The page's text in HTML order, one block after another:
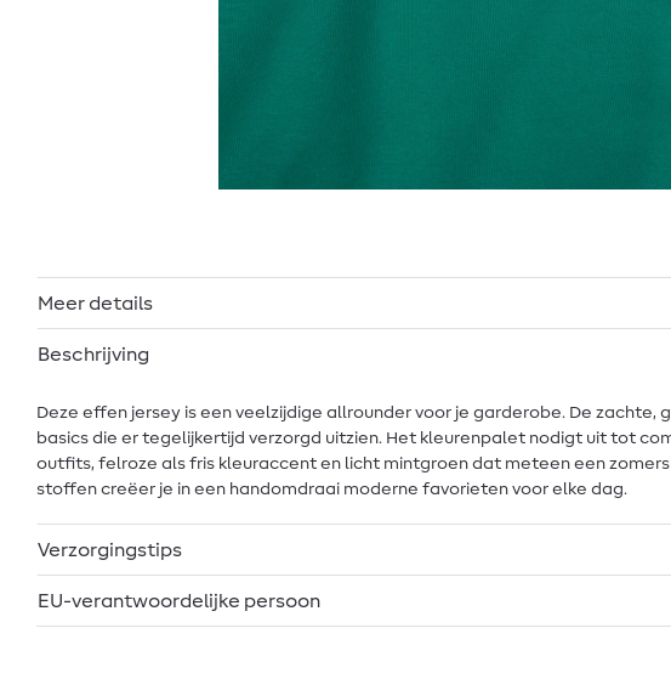
Meer details
Beschrijving
Deze effen jersey is een veelzijdige allrounder voor je garderobe. De
basics die er tegelijkertijd verzorgd uitzien. Het kleurenpalet nodigt uit tot
outfits, felroze als fris kleuraccent en licht mintgroen dat meteen een
stoffen creëer je in een handomdraai moderne favorieten voor elke dag.
Verzorgingstips
EU-verantwoordelijke persoon